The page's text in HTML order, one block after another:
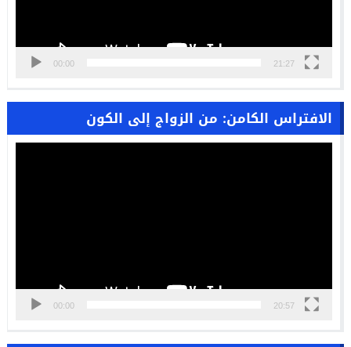
00:00 21:27
الافتراس الكامن: من الزواج إلى الكون
مشغل
00:00 20:57